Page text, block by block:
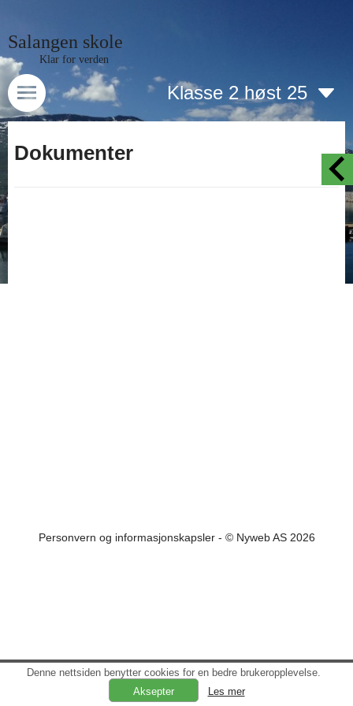
Salangen skole
Klar for verden
Klasse 2 høst 25
Dokumenter
Personvern og informasjonskapsler- © Nyweb AS 2026
Denne nettsiden benytter cookies for en bedre brukeropplevelse.
Les mer